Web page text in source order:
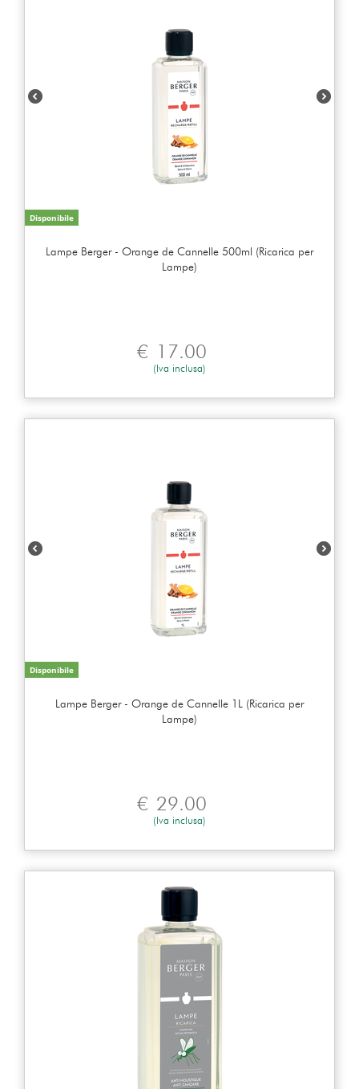
Disponibile
Lampe Berger - Orange de Cannelle 500ml (Ricarica per
Lampe)
€ 17.00
(Iva inclusa)
Disponibile
Lampe Berger - Orange de Cannelle 1L (Ricarica per
Lampe)
€ 29.00
(Iva inclusa)